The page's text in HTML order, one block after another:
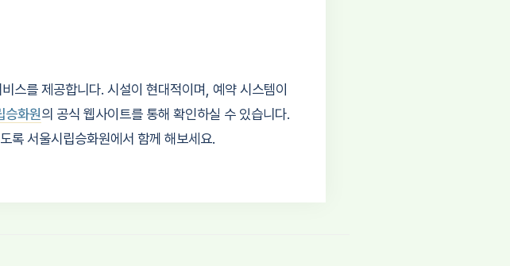
스를 제공합니다. 시설이 현대적이며, 예약 시스템이
승화원의 공식 웹사이트를 통해 확인하실 수 있습니다.
록 서울시립승화원에서 함께 해보세요.